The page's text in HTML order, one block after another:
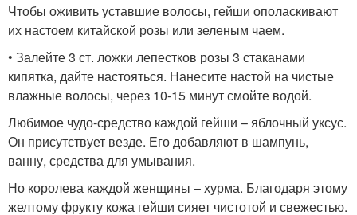
Чтобы оживить уставшие волосы, гейши ополаскивают
их настоем китайской розы или зеленым чаем.
• Залейте 3 ст. ложки лепестков розы 3 стаканами
кипятка, дайте настояться. Нанесите настой на чистые
влажные волосы, через 10-15 минут смойте водой.
Любимое чудо-средство каждой гейши – яблочный уксус.
Он присутствует везде. Его добавляют в шампунь,
ванну, средства для умывания.
Но королева каждой женщины – хурма. Благодаря этому
желтому фрукту кожа гейши сияет чистотой и свежестью.